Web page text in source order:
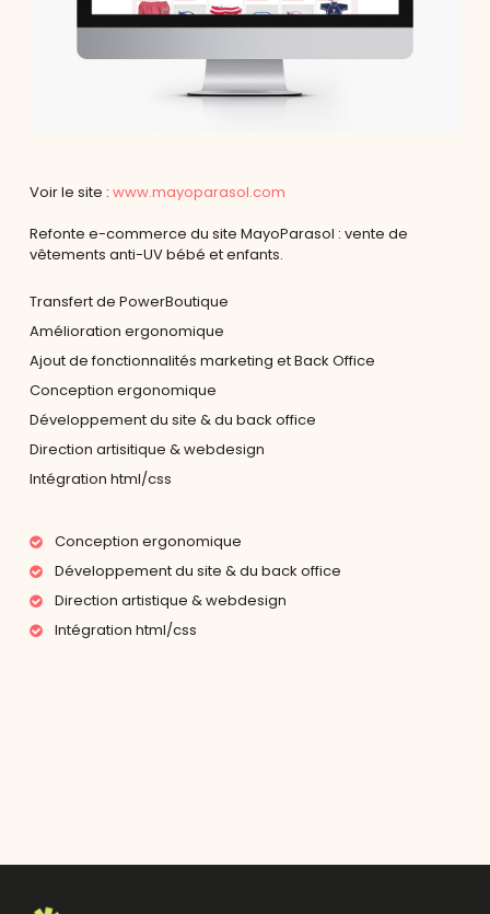
Voir le site : www.mayoparasol.com
Refonte e-commerce du site MayoParasol : vente de
vêtements anti-UV bébé et enfants.
Transfert de PowerBoutique
Amélioration ergonomique
Ajout de fonctionnalités marketing et Back Office
Conception ergonomique
Développement du site & du back office
Direction artisitique & webdesign
Intégration html/css
Conception ergonomique
Développement du site & du back office
Direction artistique & webdesign
Intégration html/css